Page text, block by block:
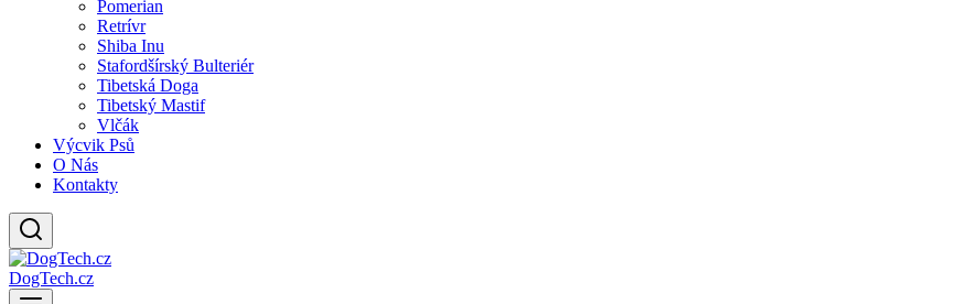
Pomerian
Retrívr
Shiba Inu
Stafordšírský Bulteriér
Tibetská Doga
Tibetský Mastif
Vlčák
Výcvik Psů
O Nás
Kontakty
DogTech.cz